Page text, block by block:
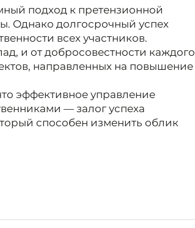
подход к претензионной
Однако долгосрочный успех
всех участников.
и от добросовестности каждого
направленных на повышение
эффективное управление
— залог успеха
способен изменить облик